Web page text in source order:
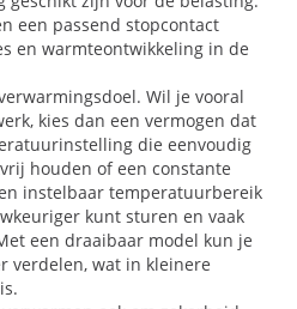
een passend stopcontact
en warmteontwikkeling in de
Wil je vooral
kies dan een vermogen dat
die eenvoudig
houden of een constante
instelbaar temperatuurbereik
kunt sturen en vaak
een draaibaar model kun je
verdelen, wat in kleinere